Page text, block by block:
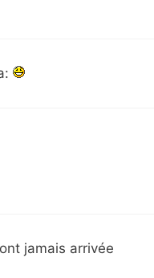
jamais arrivée